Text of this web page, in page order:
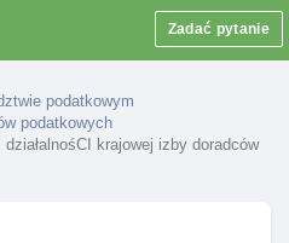
Zadać pytanie
podatkowym
podatkowych
krajowej izby doradców
przed
pomocy prawnej przez